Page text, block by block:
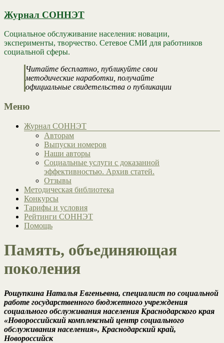
Журнал СОННЭТ
Социальное обслуживание населения: новации,
эксперименты, творчество. Сетевое СМИ для работников
социальной сферы.
Читайте бесплатно, публикуйте свои
методические наработки, получайте
официальные свидетельства о публикации
Меню
Журнал СОННЭТ
Авторам
Выпуски номеров
Наши авторы
Социальные услуги с доказанной
эффективностью. Архив статей.
Отзывы
Методическая библиотека
Конкурсы
Тарифы и условия
Рейтинги СОННЭТ
Помощь
Память, объединяющая
поколения
Рощупкина Наталья Евгеньевна, специалист по социальной
работе государственного бюджетного учреждения
социального обслуживания населения Краснодарского края
«Новороссийский комплексный центр социального
обслуживания населения», Краснодарский край,
Новороссийск